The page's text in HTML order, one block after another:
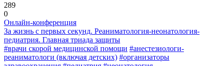
289
0
Онлайн-конференция
За жизнь с первых секунд. Реаниматология-неонатология-
педиатрия. Главная триада защиты
#врачи скорой медицинской помощи #анестезиологи-
реаниматологи (включая детских) #организаторы